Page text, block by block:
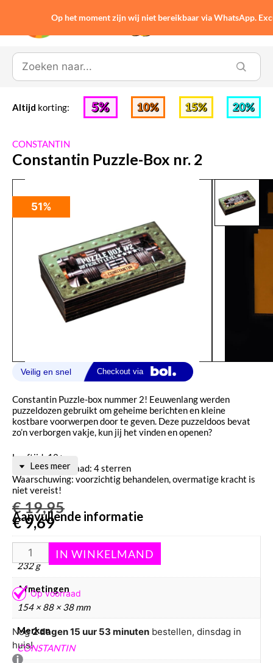
Altijd korting:
Constantin Puzzle-box nummer 2! Eeuwenlang werden
puzzeldozen gebruikt om geheime berichten en kleine
kostbare voorwerpen door te geven. Deze puzzeldoos bevat
zo’n verborgen vakje, kun jij het vinden en openen?
Leeftijd: 12+
Moeilijkheidsgraad: 4 sterren
Waarschuwing: voorzichtig behandelen, overmatige kracht is
niet vereist!
Aanvullende informatie
Gewicht
232 g
Afmetingen
154 × 88 × 38 mm
Merken
CONSTANTIN
Lees meer
€19,95
€9,69
Nog2 dagen 15 uur 53 minuten bestellen, dinsdag in
huis!
CONSTANTIN
Constantin Puzzle-Box nr. 2
51%
Op het moment zijn wij niet bereikbaar via WhatsApp.